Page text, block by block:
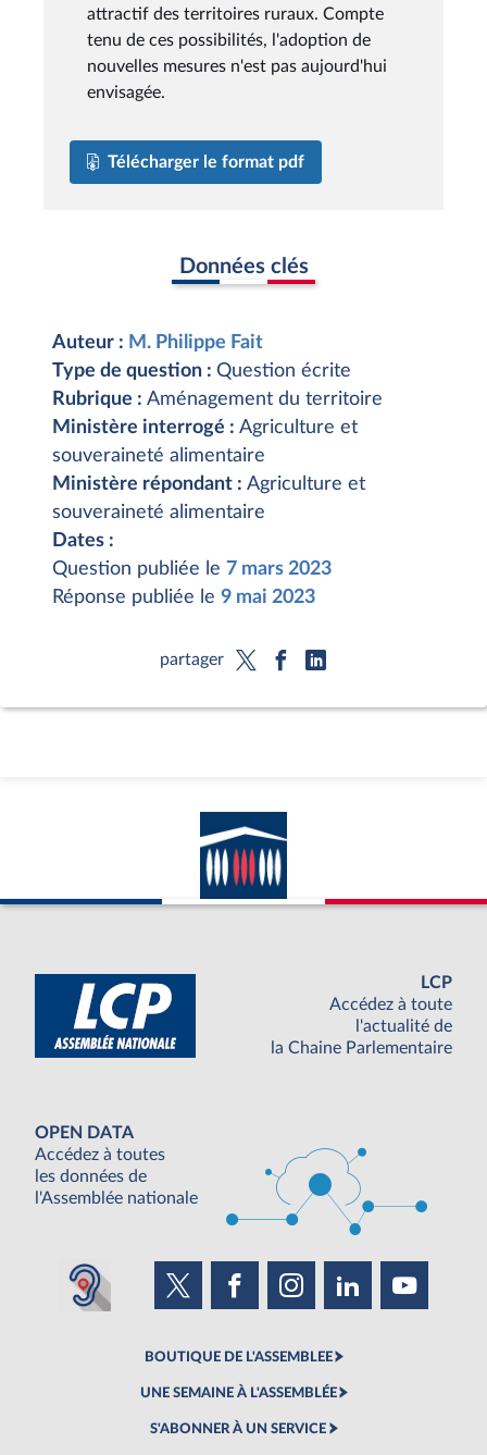
attractif des territoires ruraux. Compte
tenu de ces possibilités, l'adoption de
nouvelles mesures n'est pas aujourd'hui
envisagée.
Télécharger le format pdf
Données clés
Auteur : M. Philippe Fait
Type de question : Question écrite
Rubrique : Aménagement du territoire
Ministère interrogé : Agriculture et
souveraineté alimentaire
Ministère répondant : Agriculture et
souveraineté alimentaire
Dates :
Question publiée le 7 mars 2023
Réponse publiée le 9 mai 2023
partager
LCP
Accédez à toute
l'actualité de
la Chaine Parlementaire
OPEN DATA
Accédez à toutes
les données de
l'Assemblée nationale
BOUTIQUE DE L'ASSEMBLEE
UNE SEMAINE À L'ASSEMBLÉE
S'ABONNER À UN SERVICE